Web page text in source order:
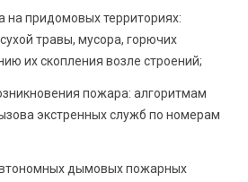
придомовых территориях:
травы, мусора, горючих
их скопления возле строений;
пожара: алгоритмам
экстренных служб по номерам
дымовых пожарных